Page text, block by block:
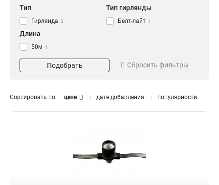
Тип
Гирлянда 2
Тип гирлянды
Белт-лайт 1
Длина
50м 1
Подобрать Сбросить фильтры
Сортировать по: цене дате добавления популярности